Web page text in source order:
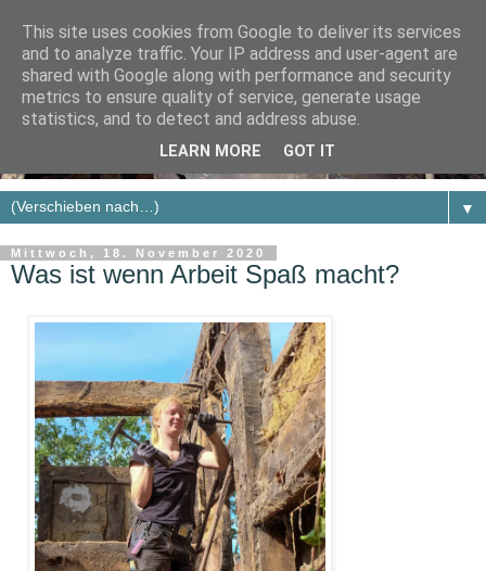
▼
Mittwoch, 18. November 2020
Was ist wenn Arbeit Spaß macht?
This site uses cookies from Google to deliver its services
and to analyze traffic. Your IP address and user-agent are
shared with Google along with performance and security
metrics to ensure quality of service, generate usage
statistics, and to detect and address abuse.
LEARN MORE GOT IT